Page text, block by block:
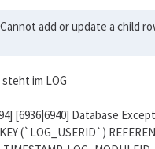
add or update a child
steht im LOG
[6936|6940] Database
(`LOG_USERID`)